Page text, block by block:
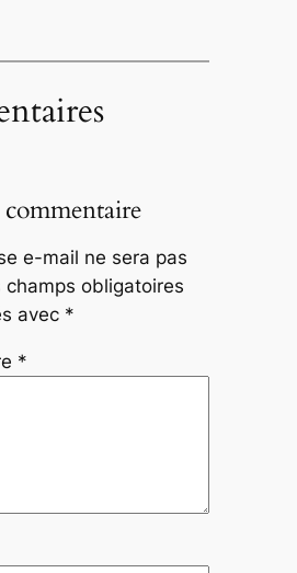
e-mail ne sera pas
champs obligatoires
avec *
*